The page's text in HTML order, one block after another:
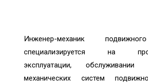
Инженер-механик
специализируется на
эксплуатации,
механических систем